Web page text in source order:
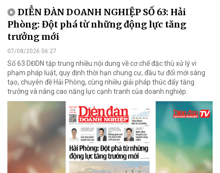
DIỄN ĐÀN DOANH NGHIỆP SỐ 63: Hải
Phòng: Đột phá từ những động lực tăng
trưởng mới
07/08/2026 06:27
Số 63 DĐDN tập trung nhiều nội dung về cơ chế đặc thù xử lý vi
phạm pháp luật, quy định thời hạn chung cư, đầu tư đổi mới sáng
tạo, chuyên đề Hải Phòng, cùng nhiều giải pháp thúc đẩy tăng
trưởng và nâng cao năng lực cạnh tranh của doanh nghiệp.